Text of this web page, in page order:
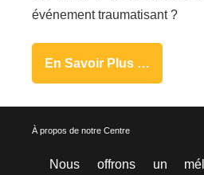
événement traumatisant ?
En Savoir Plus …
À propos de notre Centre
Nous offrons un